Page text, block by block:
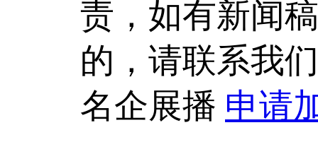
责，如有新闻
的，请联系我
名企展播 申请